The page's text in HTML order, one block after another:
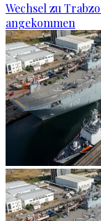
Wechsel zu
angekommen